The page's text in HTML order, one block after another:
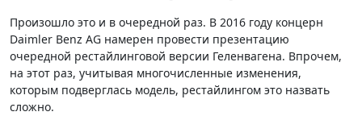
Произошло это и в очередной раз. В 2016 году концерн
Daimler Benz AG намерен провести презентацию
очередной рестайлинговой версии Геленвагена. Впрочем,
на этот раз, учитывая многочисленные изменения,
которым подверглась модель, рестайлингом это назвать
сложно.